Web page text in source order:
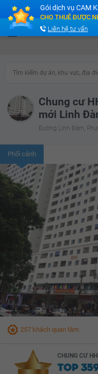
Cộng đồng Môi giới bPRO
Tìm kiếm dự án, khu vực, địa
Chung cư
mới Linh
Đường Linh Đàm,
Phối cảnh
257 khách quan tâm
CHUNG CƯ
TOP
Gói dịch vụ CAM
CHO THUÊ ĐƯỢC
Liên hệ tư vấn